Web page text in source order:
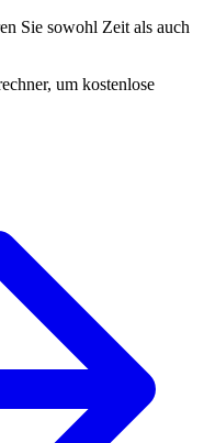
Sie sowohl Zeit als auch
um kostenlose